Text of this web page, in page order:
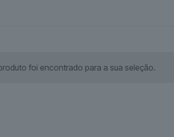
foi encontrado para a sua seleção.